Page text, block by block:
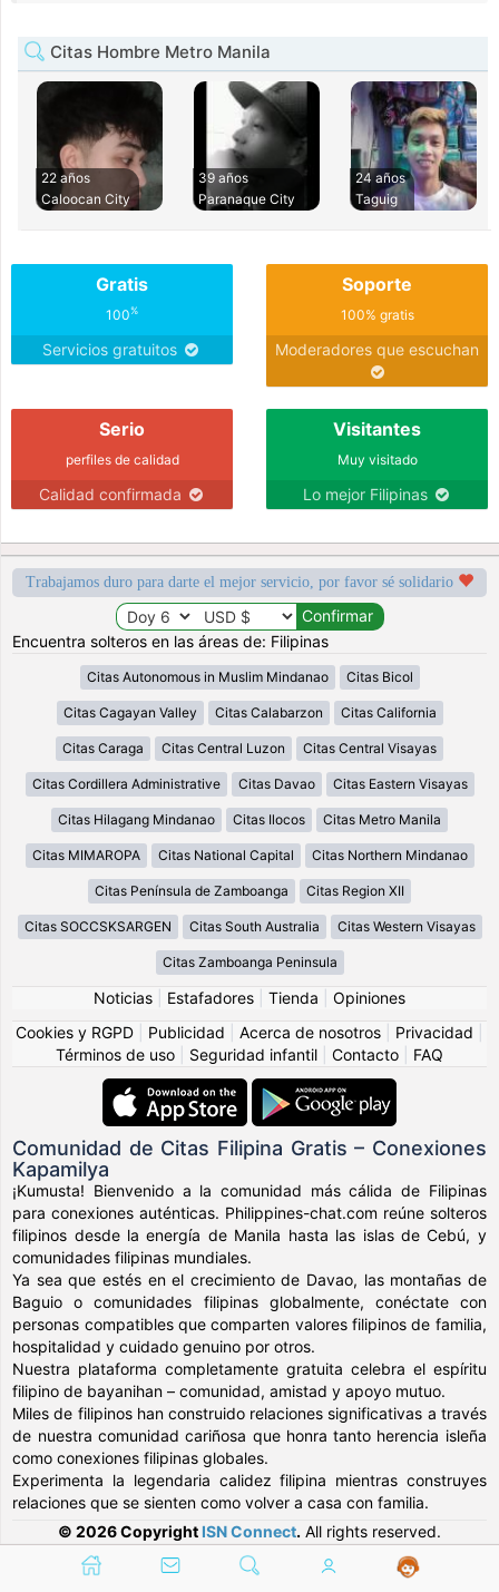
Citas Hombre Metro Manila
22 años
Caloocan City
39 años
Paranaque City
24 años
Taguig
Gratis
100%
Servicios gratuitos
Soporte
100% gratis
Moderadores que escuchan
Serio
perfiles de calidad
Calidad confirmada
Visitantes
Muy visitado
Lo mejor Filipinas
Trabajamos duro para darte el mejor servicio, por favor sé solidario
Encuentra solteros en las áreas de: Filipinas
Citas Autonomous in Muslim Mindanao Citas Bicol
Citas Cagayan Valley Citas Calabarzon Citas California
Citas Caraga Citas Central Luzon Citas Central Visayas
Citas Cordillera Administrative Citas Davao Citas Eastern Visayas
Citas Hilagang Mindanao Citas Ilocos Citas Metro Manila
Citas MIMAROPA Citas National Capital Citas Northern Mindanao
Citas Península de Zamboanga Citas Region XII
Citas SOCCSKSARGEN Citas South Australia Citas Western Visayas
Citas Zamboanga Peninsula
Noticias Estafadores Tienda
Opiniones
Cookies y RGPD
Publicidad Acerca de nosotros Privacidad
Términos de uso
Seguridad infantil Contacto FAQ
Comunidad de Citas Filipina Gratis – Conexiones
Kapamilya
¡Kumusta! Bienvenido a la comunidad más cálida de Filipinas
para conexiones auténticas. Philippines-chat.com reúne solteros
filipinos desde la energía de Manila hasta las islas de Cebú, y
comunidades filipinas mundiales.
Ya sea que estés en el crecimiento de Davao, las montañas de
Baguio o comunidades filipinas globalmente, conéctate con
personas compatibles que comparten valores filipinos de familia,
hospitalidad y cuidado genuino por otros.
Nuestra plataforma completamente gratuita celebra el espíritu
filipino de bayanihan – comunidad, amistad y apoyo mutuo.
Miles de filipinos han construido relaciones significativas a través
de nuestra comunidad cariñosa que honra tanto herencia isleña
como conexiones filipinas globales.
Experimenta la legendaria calidez filipina mientras construyes
relaciones que se sienten como volver a casa con familia.
© 2026 Copyright ISN Connect. All rights reserved.